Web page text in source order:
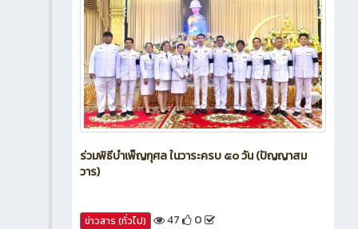
ร่วมพิธีบำเพ็ญกุศล ในวาระครบ ๕๐ วัน (ปัญญาสม
วาร)
ข่าวสาร (ทั่วไป) 47 0